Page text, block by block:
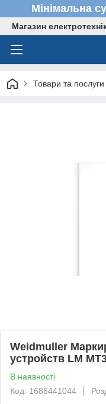
Мінімальна
Магазин
Товари та послуги
Weidmuller
устройств LM
В наявності
Код: 1686441044